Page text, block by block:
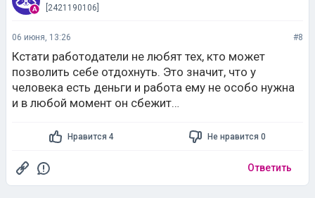
[2421190106]
06 июня, 13:26 #8
Кстати работодатели не любят тех, кто может
позволить себе отдохнуть. Это значит, что у
человека есть деньги и работа ему не особо нужна
и в любой момент он сбежит…
Нравится 4 Не нравится 0
Ответить